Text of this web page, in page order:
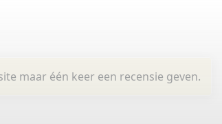
maar één keer een recensie geven.